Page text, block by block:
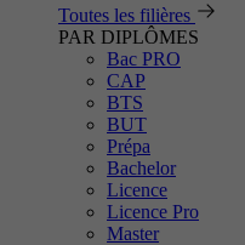
Toutes les filières
PAR DIPLÔMES
Bac PRO
CAP
BTS
BUT
Prépa
Bachelor
Licence
Licence Pro
Master